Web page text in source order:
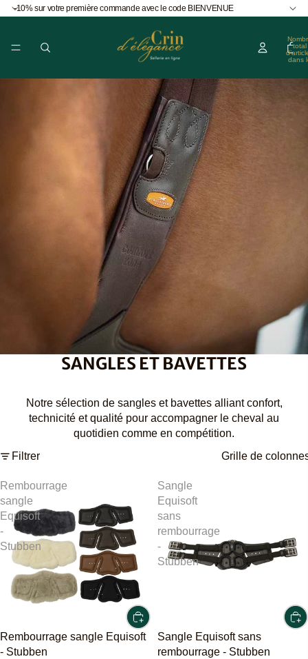
-10% sur votre première commande avec le code BIENVENUE
total
dans
SANGLES ET BAVETTES
Notre sélection de sangles et bavettes alliant confort,
technicité et qualité pour accompagner le cheval au
quotidien comme en compétition.
Filtrer
Grille de
Rembourrage
sangle
Equisoft
-
Stubben
Rembourrage sangle Equisoft
- Stubben
Sangle
Equisoft
sans
rembourrage
-
Stubben
Sangle Equisoft sans
rembourrage - Stubben